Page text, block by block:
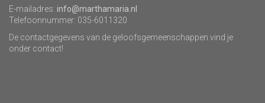
E-mailadres: info@marthamaria.nl
Telefoonnummer: 035-6011320
De contactgegevens van de geloofsgemeenschappen vind je
onder contact!